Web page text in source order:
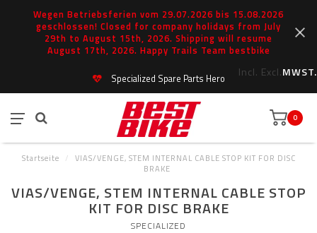
Wegen Betriebsferien vom 29.07.2026 bis 15.08.2026
geschlossen! Closed for company holidays from July
29th to August 15th, 2026. Shipping will resume
August 17th, 2026. Happy Trails Team bestbike
Incl. Excl.MWST.
Specialized Spare Parts Hero
0
Startseite /
VIAS/VENGE, STEM INTERNAL CABLE STOP KIT FOR DISC
BRAKE
VIAS/VENGE, STEM INTERNAL CABLE STOP
KIT FOR DISC BRAKE
SPECIALIZED